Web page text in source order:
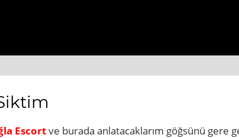
Escortve burada anlatacaklarım göğsünü gere